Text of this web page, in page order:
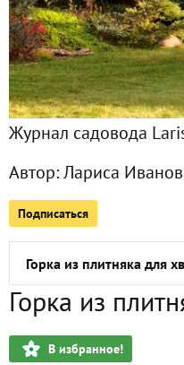
Журнал садовода
Автор:Лариса
Подписаться
Самые декоративные
Статья для тех, кто
Получила приз -
Есть в осени
Пруд в саду -
Горка из плитняка для
Беседка в восточном
Зимующие птицы в
Горка из
В избранное!